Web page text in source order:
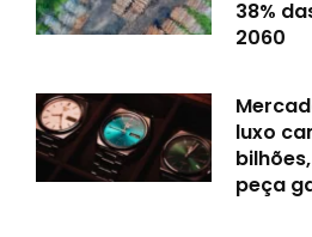
38%
2060
luxo
peça